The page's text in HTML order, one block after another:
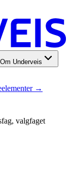
Om Underveis
→
valgfaget